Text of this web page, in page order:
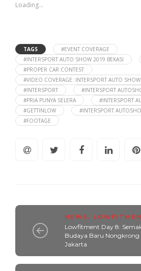
Loading...
TAGS
#EVENT COVERAGE
#INTERSPORT AUTO SHOW 2019 BEKASI
#PROPER CAR CONTEST
#VIDEO COVERAGE: INTERSPORT AUTO
#INTERSPORT
#INTERSPORT
#PRIA PUNYA SELERA
#INTERSPORT
#GETTINLOW
#INTERSPORT
#FOOTAGE
NEWS ,
Lowfitment Day 8:
Budaya Baru Nongkrong
Jakarta